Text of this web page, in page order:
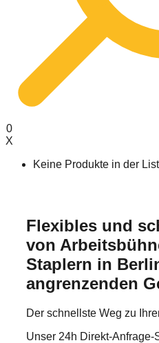
0
X
Keine Produkte in der
Stapler
Teleskoplader
Minikrane &
Lagertechnik
Büro- & Arbeitscontainer
IPAF-Schulung
Bedienerschulung
Teleskopstaplerschulung
Jährliche Unterweisung
Karriere / Ausbildung
Flexibles und
von
Staplern in
angrenzenden
Der schnellste Weg zu
Unser 24h Direkt-Anfrage-